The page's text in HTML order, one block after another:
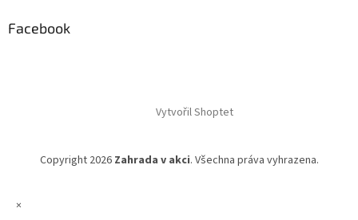
Facebook
Vytvořil Shoptet
Copyright 2026 Zahrada v akci. Všechna práva vyhrazena.
×